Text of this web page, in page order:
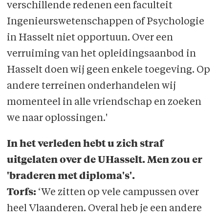
verschillende redenen een faculteit
Ingenieurswetenschappen of Psychologie
in Hasselt niet opportuun. Over een
verruiming van het opleidingsaanbod in
Hasselt doen wij geen enkele toegeving. Op
andere terreinen onderhandelen wij
momenteel in alle vriendschap en zoeken
we naar oplossingen.'
In het verleden hebt u zich straf
uitgelaten over de UHasselt. Men zou er
'braderen met diploma's'.
Torfs: ‘We zitten op vele campussen over
heel Vlaanderen. Overal heb je een andere